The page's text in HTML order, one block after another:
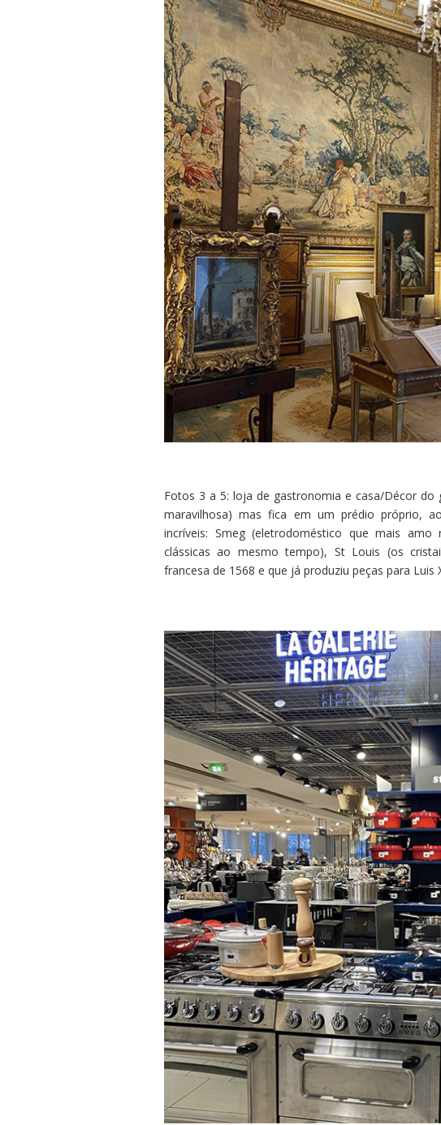
Fotos 3 a 5: loja de gastronomia e casa/Décor do
maravilhosa) mas fica em um prédio próprio,
incríveis: Smeg (eletrodoméstico que mais
clássicas ao mesmo tempo), St Louis (os
francesa de 1568 e que já produziu peças para Luis